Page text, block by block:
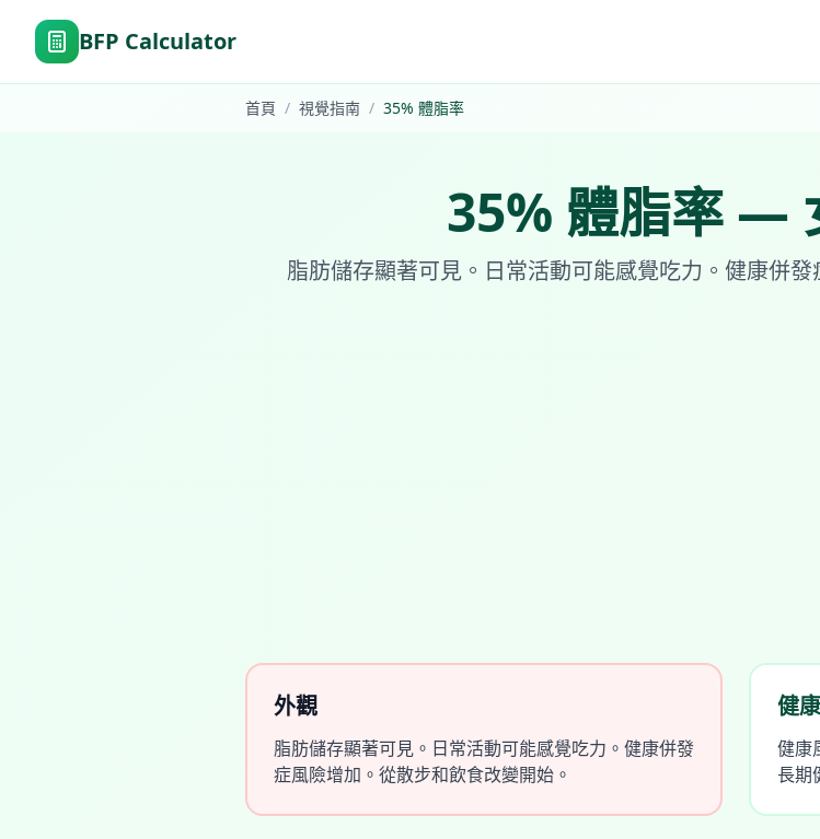
BFP Calculator
首頁 / 視覺指南 / 35% 體脂率
35% 體脂率—
脂肪儲存顯著可見。日常活動可能感覺吃力。健康併
外觀
脂肪儲存顯著可見。日常活動可能感覺吃力。健康併發
症風險增加。從散步和飲食改變開始。
健
健康
長期